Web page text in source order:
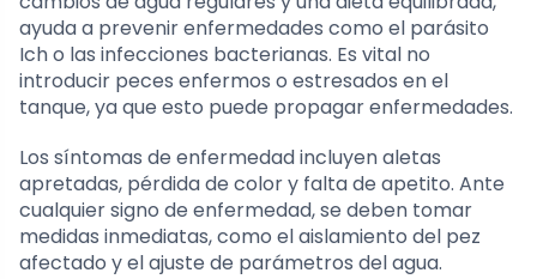
ayuda a prevenir enfermedades como el parásito
Ich o las infecciones bacterianas. Es vital no
introducir peces enfermos o estresados en el
tanque, ya que esto puede propagar enfermedades.
Los síntomas de enfermedad incluyen aletas
apretadas, pérdida de color y falta de apetito. Ante
cualquier signo de enfermedad, se deben tomar
medidas inmediatas, como el aislamiento del pez
afectado y el ajuste de parámetros del agua.